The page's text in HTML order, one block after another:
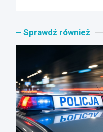
Sprawdź również